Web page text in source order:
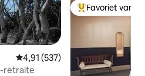
Gemiddelde beoordeling van
4,91 (537)
retraite
Topfavoriet van
Favoriet van